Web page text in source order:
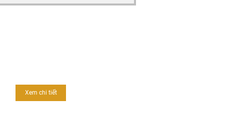
Xem chi tiết